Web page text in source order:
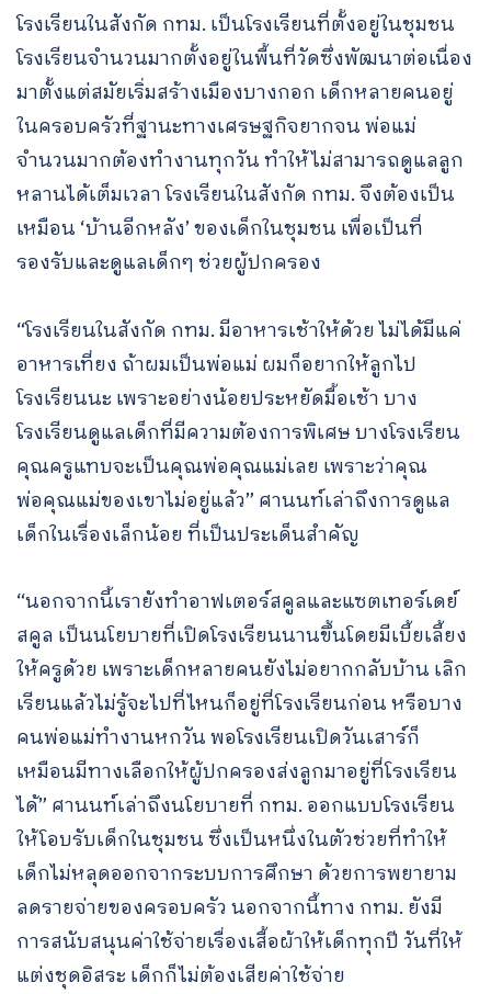
โรงเรียนในสังกัด กทม. เป็นโรงเรียนที่ตั้งอยู่ในชุมชน
โรงเรียนจำนวนมากตั้งอยู่ในพื้นที่วัดซึ่งพัฒนาต่อเนื่อง
มาตั้งแต่สมัยเริ่มสร้างเมืองบางกอก เด็กหลายคนอยู่
ในครอบครัวที่ฐานะทางเศรษฐกิจยากจน พ่อแม่
จำนวนมากต้องทำงานทุกวัน ทำให้ไม่สามารถดูแลลูก
หลานได้เต็มเวลา โรงเรียนในสังกัด กทม. จึงต้องเป็น
เหมือน ‘บ้านอีกหลัง’ ของเด็กในชุมชน เพื่อเป็นที่
รองรับและดูแลเด็กๆ ช่วยผู้ปกครอง
“โรงเรียนในสังกัด กทม. มีอาหารเช้าให้ด้วย ไม่ได้มีแค่
อาหารเที่ยง ถ้าผมเป็นพ่อแม่ ผมก็อยากให้ลูกไป
โรงเรียนนะ เพราะอย่างน้อยประหยัดมื้อเช้า บาง
โรงเรียนดูแลเด็กที่มีความต้องการพิเศษ บางโรงเรียน
คุณครูแทบจะเป็นคุณพ่อคุณแม่เลย เพราะว่าคุณ
พ่อคุณแม่ของเขาไม่อยู่แล้ว” ศานนท์เล่าถึงการดูแล
เด็กในเรื่องเล็กน้อย ที่เป็นประเด็นสำคัญ
“นอกจากนี้เรายังทำอาฟเตอร์สคูลและแซตเทอร์เดย์
สคูล เป็นนโยบายที่เปิดโรงเรียนนานขึ้นโดยมีเบี้ยเลี้ยง
ให้ครูด้วย เพราะเด็กหลายคนยังไม่อยากกลับบ้าน เลิก
เรียนแล้วไม่รู้จะไปที่ไหนก็อยู่ที่โรงเรียนก่อน หรือบาง
คนพ่อแม่ทำงานหกวัน พอโรงเรียนเปิดวันเสาร์ก็
เหมือนมีทางเลือกให้ผู้ปกครองส่งลูกมาอยู่ที่โรงเรียน
ได้” ศานนท์เล่าถึงนโยบายที่ กทม. ออกแบบโรงเรียน
ให้โอบรับเด็กในชุมชน ซึ่งเป็นหนึ่งในตัวช่วยที่ทำให้
เด็กไม่หลุดออกจากระบบการศึกษา ด้วยการพยายาม
ลดรายจ่ายของครอบครัว นอกจากนี้ทาง กทม. ยังมี
การสนับสนุนค่าใช้จ่ายเรื่องเสื้อผ้าให้เด็กทุกปี วันที่ให้
แต่งชุดอิสระ เด็กก็ไม่ต้องเสียค่าใช้จ่าย